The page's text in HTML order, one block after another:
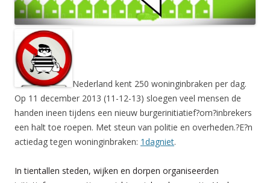
Nederland kent 250 woninginbraken per dag.
Op 11 december 2013 (11-12-13) sloegen veel mensen de
handen ineen tijdens een nieuw burgerinitiatief?om?inbrekers
een halt toe roepen. Met steun van politie en overheden.?E?n
actiedag tegen woninginbraken: 1dagniet.
In tientallen steden, wijken en dorpen organiseerden